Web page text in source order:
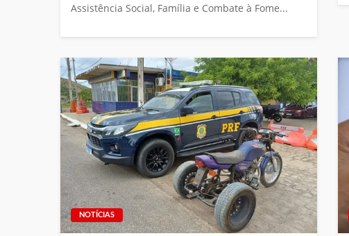
Assistência Social, Família e Combate à Fome...
NOTÍCIAS